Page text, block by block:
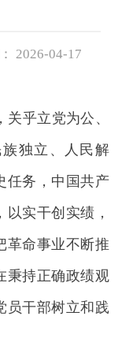
2026-04-17
乎立党为公、
独立、人民解
任务，中国共产
实干创实绩，
革命事业不断推
秉持正确政绩观
员干部树立和践